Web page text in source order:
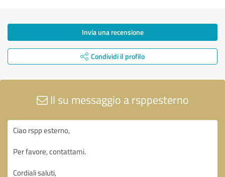
Invia una recensione
Condividi il profilo
Il su messaggio a rsppesterno